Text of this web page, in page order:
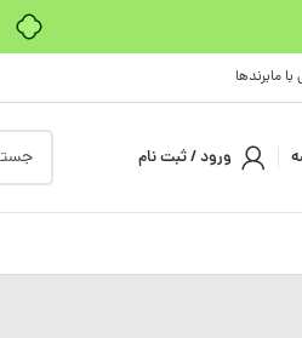
مابرندها
ورود / ثبت نام